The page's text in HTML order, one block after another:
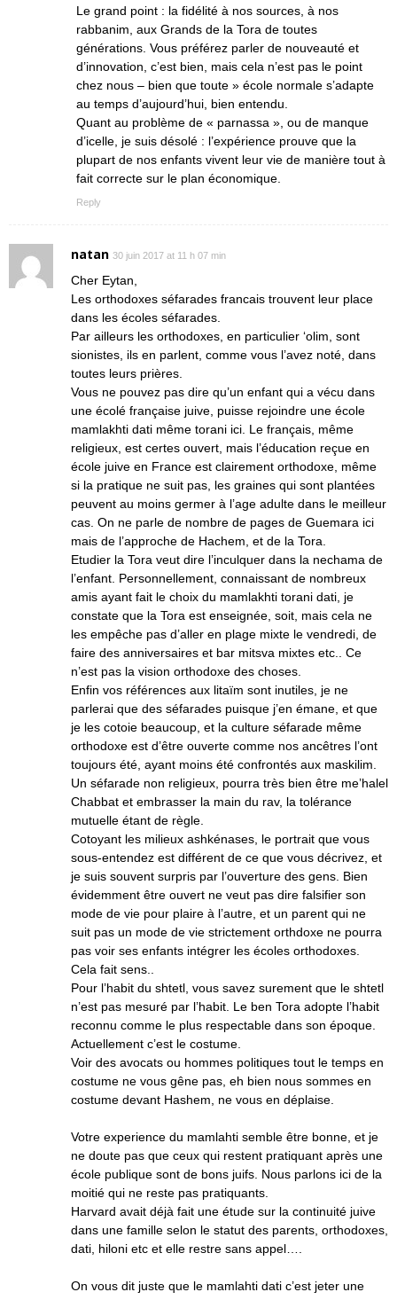
Le grand point : la fidélité à nos sources, à nos
rabbanim, aux Grands de la Tora de toutes
générations. Vous préférez parler de nouveauté et
d’innovation, c’est bien, mais cela n’est pas le point
chez nous – bien que toute » école normale s’adapte
au temps d’aujourd’hui, bien entendu.
Quant au problème de « parnassa », ou de manque
d’icelle, je suis désolé : l’expérience prouve que la
plupart de nos enfants vivent leur vie de manière tout à
fait correcte sur le plan économique.
Reply
natan 30 juin 2017 at 11 h 07 min
Cher Eytan,
Les orthodoxes séfarades francais trouvent leur place
dans les écoles séfarades.
Par ailleurs les orthodoxes, en particulier ‘olim, sont
sionistes, ils en parlent, comme vous l’avez noté, dans
toutes leurs prières.
Vous ne pouvez pas dire qu’un enfant qui a vécu dans
une écolé française juive, puisse rejoindre une école
mamlakhti dati même torani ici. Le français, même
religieux, est certes ouvert, mais l’éducation reçue en
école juive en France est clairement orthodoxe, même
si la pratique ne suit pas, les graines qui sont plantées
peuvent au moins germer à l’age adulte dans le meilleur
cas. On ne parle de nombre de pages de Guemara ici
mais de l’approche de Hachem, et de la Tora.
Etudier la Tora veut dire l’inculquer dans la nechama de
l’enfant. Personnellement, connaissant de nombreux
amis ayant fait le choix du mamlakhti torani dati, je
constate que la Tora est enseignée, soit, mais cela ne
les empêche pas d’aller en plage mixte le vendredi, de
faire des anniversaires et bar mitsva mixtes etc.. Ce
n’est pas la vision orthodoxe des choses.
Enfin vos références aux litaïm sont inutiles, je ne
parlerai que des séfarades puisque j’en émane, et que
je les cotoie beaucoup, et la culture séfarade même
orthodoxe est d’être ouverte comme nos ancêtres l’ont
toujours été, ayant moins été confrontés aux maskilim.
Un séfarade non religieux, pourra très bien être me’halel
Chabbat et embrasser la main du rav, la tolérance
mutuelle étant de règle.
Cotoyant les milieux ashkénases, le portrait que vous
sous-entendez est différent de ce que vous décrivez, et
je suis souvent surpris par l’ouverture des gens. Bien
évidemment être ouvert ne veut pas dire falsifier son
mode de vie pour plaire à l’autre, et un parent qui ne
suit pas un mode de vie strictement orthdoxe ne pourra
pas voir ses enfants intégrer les écoles orthodoxes.
Cela fait sens..
Pour l’habit du shtetl, vous savez surement que le shtetl
n’est pas mesuré par l’habit. Le ben Tora adopte l’habit
reconnu comme le plus respectable dans son époque.
Actuellement c’est le costume.
Voir des avocats ou hommes politiques tout le temps en
costume ne vous gêne pas, eh bien nous sommes en
costume devant Hashem, ne vous en déplaise.
Votre experience du mamlahti semble être bonne, et je
ne doute pas que ceux qui restent pratiquant après une
école publique sont de bons juifs. Nous parlons ici de la
moitié qui ne reste pas pratiquants.
Harvard avait déjà fait une étude sur la continuité juive
dans une famille selon le statut des parents, orthodoxes,
dati, hiloni etc et elle restre sans appel….
On vous dit juste que le mamlahti dati c’est jeter une